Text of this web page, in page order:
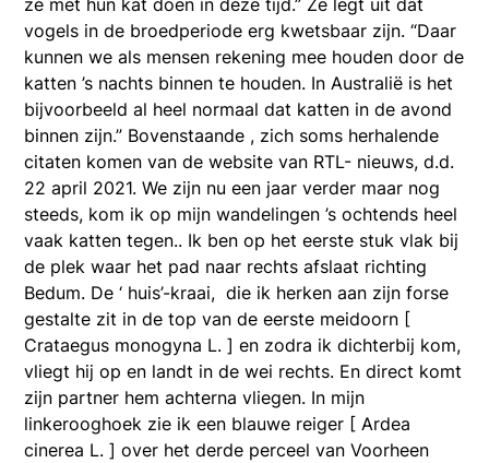
vogels in de broedperiode erg kwetsbaar zijn. “Daar
kunnen we als mensen rekening mee houden door de
katten ’s nachts binnen te houden. In Australië is het
bijvoorbeeld al heel normaal dat katten in de avond
binnen zijn.” Bovenstaande , zich soms herhalende
citaten komen van de website van RTL- nieuws, d.d.
22 april 2021. We zijn nu een jaar verder maar nog
steeds, kom ik op mijn wandelingen ’s ochtends heel
vaak katten tegen.. Ik ben op het eerste stuk vlak bij
de plek waar het pad naar rechts afslaat richting
Bedum. De ‘ huis’-kraai, die ik herken aan zijn forse
gestalte zit in de top van de eerste meidoorn [
Crataegus monogyna L. ] en zodra ik dichterbij kom,
vliegt hij op en landt in de wei rechts. En direct komt
zijn partner hem achterna vliegen. In mijn
linkerooghoek zie ik een blauwe reiger [ Ardea
cinerea L. ] over het derde perceel van Voorheen